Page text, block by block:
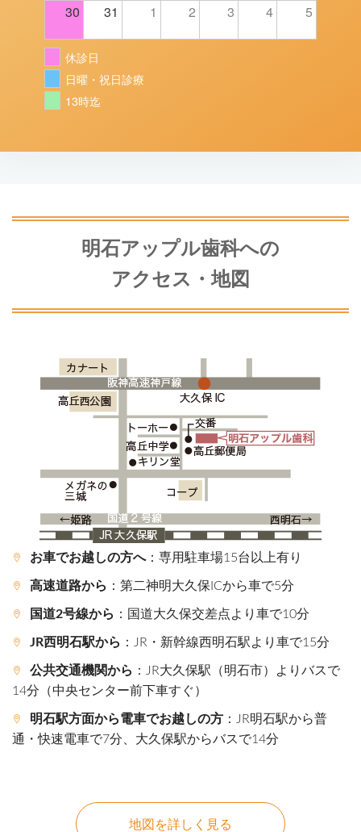
30 31 1 2 3 4 5
休診日
日曜・祝日診療
13時迄
明石アップル歯科への
アクセス・地図
お車でお越しの方へ：専用駐車場15台以上有り
高速道路から ：第二神明大久保ICから車で5分
国道2号線から ：国道大久保交差点より車で10分
JR西明石駅から ：JR・新幹線西明石駅より車で15分
公共交通機関から ：JR大久保駅（明石市）よりバスで
14分（中央センター前下車すぐ）
明石駅方面から電車でお越しの方 ：JR明石駅から普
通・快速電車で7分、大久保駅からバスで14分
地図を詳しく見る